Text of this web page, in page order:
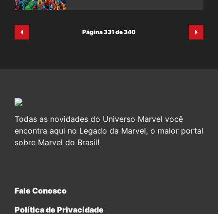
Página 331 de 340
Todas as novidades do Universo Marvel você
encontra aqui no Legado da Marvel, o maior portal
sobre Marvel do Brasil!
Fale Conosco
Política de Privacidade